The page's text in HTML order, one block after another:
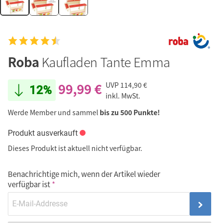
Roba Kaufladen Tante Emma
12% 99,99 € UVP 114,90 €
inkl. MwSt.
Werde Member und sammel bis zu 500 Punkte!
Produkt ausverkauft
Dieses Produkt ist aktuell nicht verfügbar.
Benachrichtige mich, wenn der Artikel wieder
verfügbar ist